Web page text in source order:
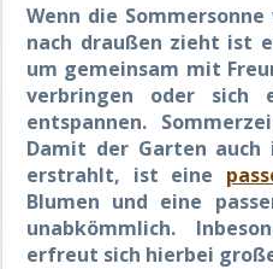
Wenn die
nach draußen zieht ist
um gemeinsam mit
verbringen oder sich
entspannen.
Damit der Garten auch
erstrahlt, ist eine
Blumen und eine
unabkömmlich.
erfreut sich hierbei